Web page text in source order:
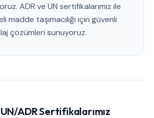
ADR ve UN sertifikalarımız ile
madde taşımacılığı için güvenli
çözümleri sunuyoruz.
ADR Sertifikalarımız